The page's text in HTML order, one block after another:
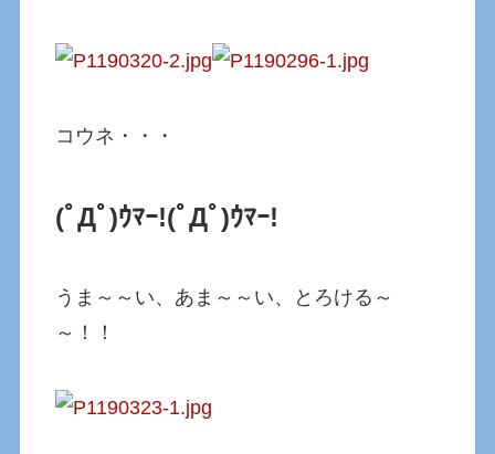
コウネ・・・
(ﾟДﾟ)ｳﾏｰ!(ﾟДﾟ)ｳﾏｰ!
うま～～い、あま～～い、とろける～
～！！